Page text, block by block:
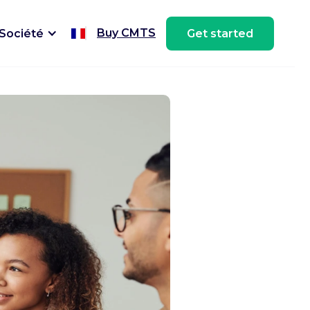
Buy CMTS Get started